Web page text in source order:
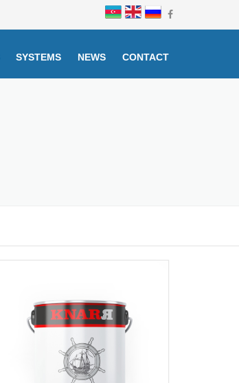
SYSTEMS NEWS CONTACT